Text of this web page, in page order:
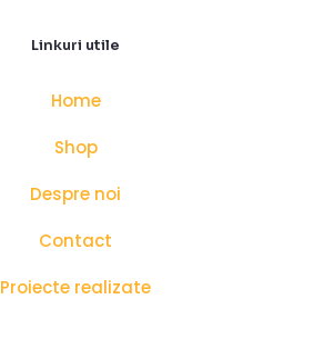
Linkuri utile
Home
Shop
Despre noi
Contact
Proiecte realizate